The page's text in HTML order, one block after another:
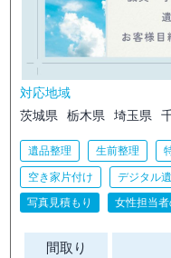
対応地域
茨城県
栃木県 埼玉県
遺品整理 生前整理
空き家片付け デジタル
写真見積もり
女性担当
間取り